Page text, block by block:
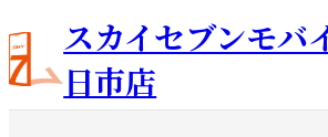
容
を
ス
キ
スカイセブンモバ
日市店